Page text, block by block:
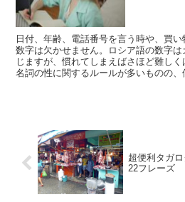
日付、年齢、電話番号を言う時や、買
数字は欠かせません。ロシア語の数字
じますが、慣れてしまえばさほど難し
名詞の性に関するルールが多いものの
超便利タガ
22フレーズ